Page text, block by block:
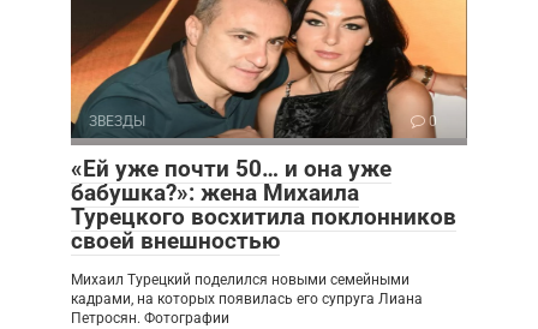
ЗВЕЗДЫ 0
«Ей уже почти 50… и она уже
бабушка?»: жена Михаила
Турецкого восхитила поклонников
своей внешностью
Михаил Турецкий поделился новыми семейными
кадрами, на которых появилась его супруга Лиана
Петросян. Фотографии